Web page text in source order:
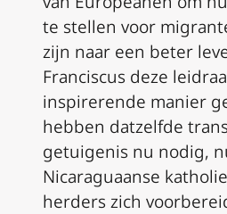
te stellen voor
zijn naar een beter
Franciscus deze
inspirerende manier
hebben datzelfde
getuigenis nu nodig,
Nicaraguaanse
herders zich